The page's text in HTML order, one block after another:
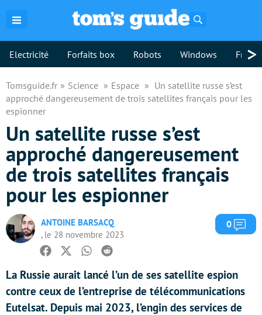
Electricité Forfaits box Robots Windows >
Tomsguide.fr Science Espace
Un satellite russe s’est
approché dangereusement de trois satellites français pour les
espionner
Un satellite russe s’est
approché dangereusement
de trois satellites français
pour les espionner
ANTOINE BARSACQ
, le 28 novembre 2023
0
Facebook
TwitterWhatsapp
Reddit
La Russie aurait lancé l’un de ses satellite espion
contre ceux de l’entreprise de télécommunications
Eutelsat. Depuis mai 2023, l’engin des services de